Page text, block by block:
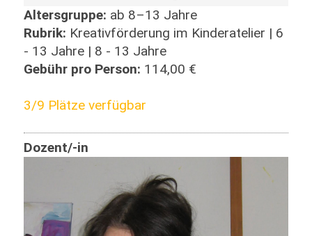
Altersgruppe: ab 8–13 Jahre
Rubrik: Kreativförderung im Kinderatelier | 6
- 13 Jahre | 8 - 13 Jahre
Gebühr pro Person: 114,00 €
3/9 Plätze verfügbar
Dozent/-in